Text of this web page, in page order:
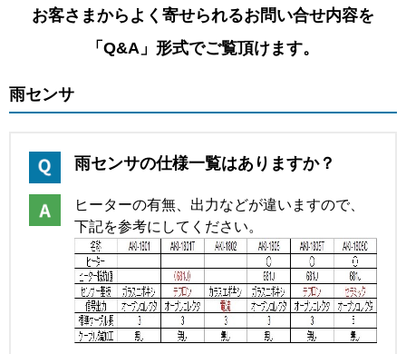
お客さまからよく寄せられるお問い合せ内容を
「Q&A」形式でご覧頂けます。
雨センサ
雨センサの仕様一覧はありますか？
ヒーターの有無、出力などが違いますので、
下記を参考にしてください。